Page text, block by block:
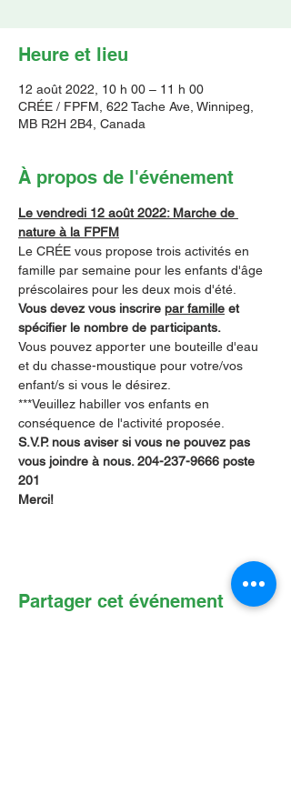
Heure et lieu
12 août 2022, 10 h 00 – 11 h 00
CRÉE / FPFM, 622 Tache Ave, Winnipeg,
MB R2H 2B4, Canada
À propos de l'événement
Le vendredi 12 août 2022: Marche de
nature à la FPFM
Le CRÉE vous propose trois activités en
famille par semaine pour les enfants d'âge
préscolaires pour les deux mois d'été.
Vous devez vous inscrire par famille et
spécifier le nombre de participants.
Vous pouvez apporter une bouteille d'eau
et du chasse-moustique pour votre/vos
enfant/s si vous le désirez.
***Veuillez habiller vos enfants en
conséquence de l'activité proposée.
S.V.P. nous aviser si vous ne pouvez pas
vous joindre à nous. 204-237-9666 poste
201
Merci!
Partager cet événement